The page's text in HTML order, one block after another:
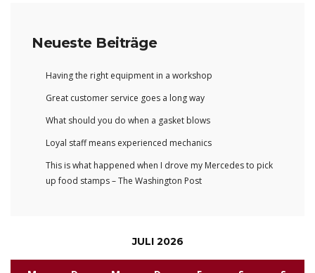
Neueste Beiträge
Having the right equipment in a workshop
Great customer service goes a long way
What should you do when a gasket blows
Loyal staff means experienced mechanics
This is what happened when I drove my Mercedes to pick
up food stamps – The Washington Post
JULI 2026